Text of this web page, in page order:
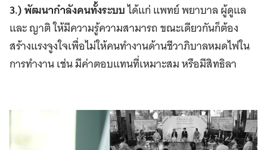
3.) พัฒนากำลังคนทั้งระบบได้แก่ แพทย์ พยาบาล ผู้ดูแล
และ ญาติ ให้มีความรู้ความสามารถ ขณะเดียวกันก็ต้อง
สร้างแรงจูงใจเพื่อไม่ให้คนทำงานด้านชีวาภิบาลหมดไฟใน
การทำงาน เช่น มีค่าตอบแทนที่เหมาะสม หรือมีสิทธิลา